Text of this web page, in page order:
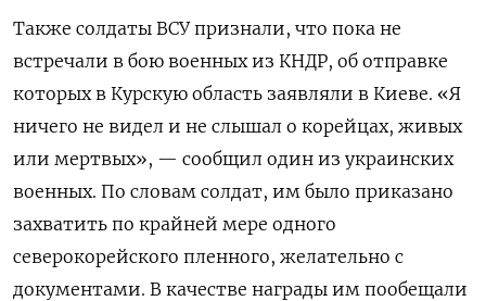
Также солдаты ВСУ признали, что пока не
встречали в бою военных из КНДР, об отправке
которых в Курскую область заявляли в Киеве. «Я
ничего не видел и не слышал о корейцах, живых
или мертвых», — сообщил один из украинских
военных. По словам солдат, им было приказано
захватить по крайней мере одного
северокорейского пленного, желательно с
документами. В качестве награды им пообещали